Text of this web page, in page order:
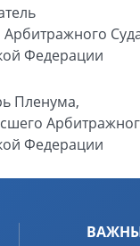
Федерации
Пленума,
Федерации